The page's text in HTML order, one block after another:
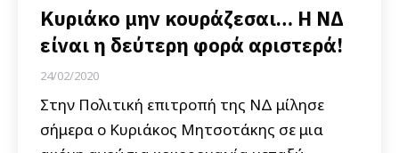
Κυριάκο μην κουράζεσαι… Η ΝΔ
είναι η δεύτερη φορά αριστερά!
24/02/2020
Στην Πολιτική επιτροπή της ΝΔ μίλησε
σήμερα ο Κυριάκος Μητσοτάκης σε μια